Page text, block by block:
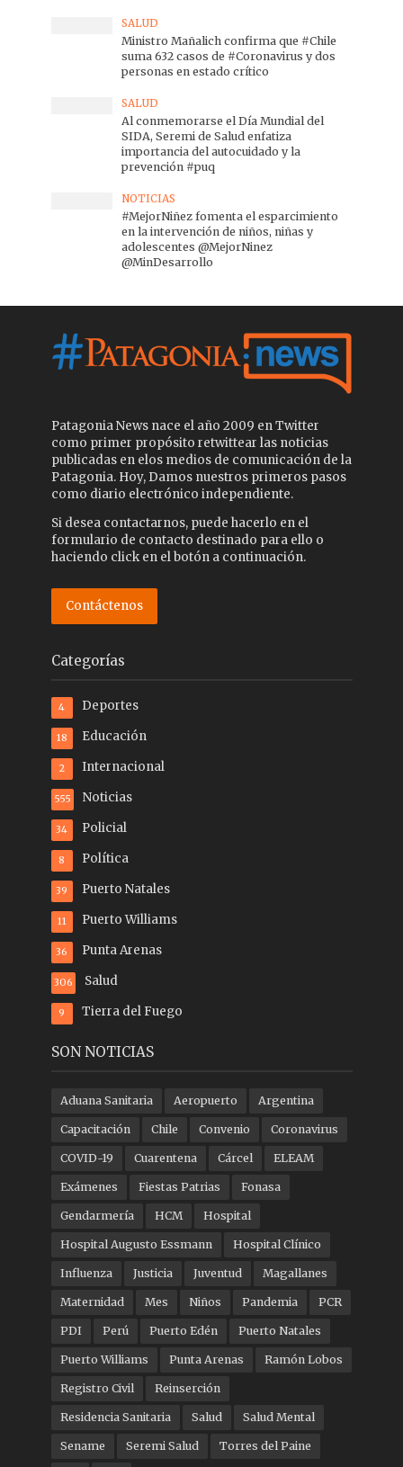
SALUD
Ministro Mañalich confirma que #Chile
suma 632 casos de #Coronavirus y dos
personas en estado crítico
SALUD
Al conmemorarse el Día Mundial del
SIDA, Seremi de Salud enfatiza
importancia del autocuidado y la
prevención #puq
NOTICIAS
#MejorNiñez fomenta el esparcimiento
en la intervención de niños, niñas y
adolescentes @MejorNinez
@MinDesarrollo
Patagonia News nace el año 2009 en Twitter
como primer propósito retwittear las noticias
publicadas en elos medios de comunicación de la
Patagonia. Hoy, Damos nuestros primeros pasos
como diario electrónico independiente.
Si desea contactarnos, puede hacerlo en el
formulario de contacto destinado para ello o
haciendo click en el botón a continuación.
Contáctenos
Categorías
Deportes
4
Educación
18
Internacional
2
Noticias
555
Policial
34
Política
8
Puerto Natales
39
Puerto Williams
11
Punta Arenas
36
Salud
306
Tierra del Fuego
9
SON NOTICIAS
Aduana Sanitaria Aeropuerto Argentina
Capacitación Chile Convenio Coronavirus
COVID-19 Cuarentena Cárcel ELEAM
Exámenes Fiestas Patrias Fonasa
Gendarmería HCM Hospital
Hospital Augusto Essmann Hospital Clínico
Influenza Justicia Juventud Magallanes
Maternidad Mes Niños Pandemia PCR
PDI Perú Puerto Edén Puerto Natales
Puerto Williams Punta Arenas Ramón Lobos
Registro Civil Reinserción
Residencia Sanitaria Salud Salud Mental
Sename Seremi Salud Torres del Paine